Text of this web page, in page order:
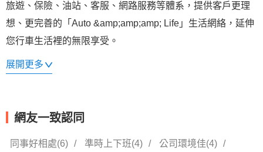
旅遊、保險、油站、客服、網路服務等體系，提供客戶更理
想、更完善的「Auto &amp;amp;amp; Life」生活網絡，延伸
您行車生活裡的無限享受。
分區辦公室據點：
桃園市龜山區南祥路86號
台中市烏日區中山路三段422號
展開更多
網友一致認同
同事好相處(6) 準時上下班(4) 公司環境佳(4)